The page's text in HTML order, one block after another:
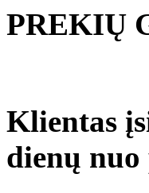
PREKIŲ
Klientas
dienų